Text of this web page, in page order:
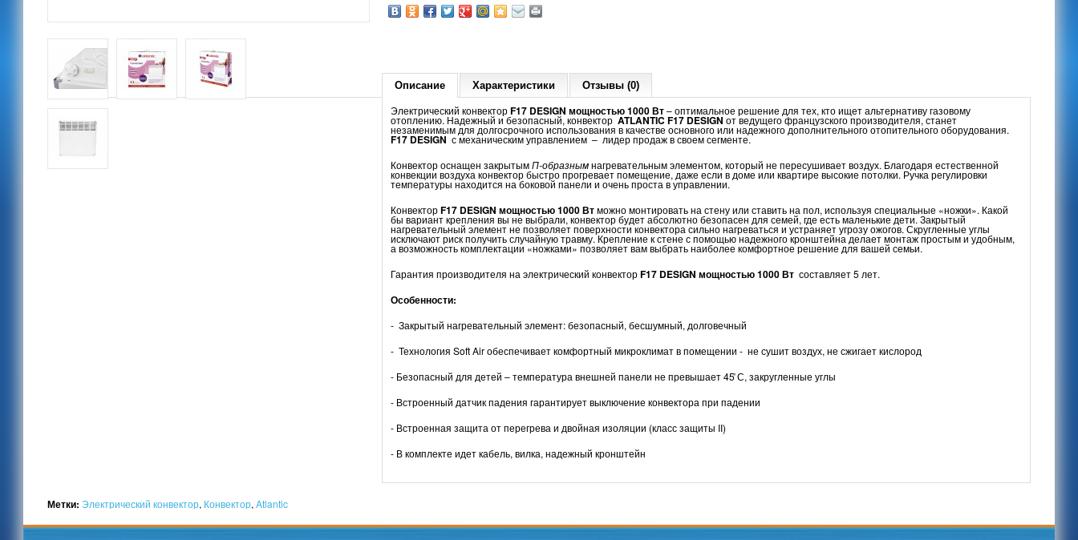
Описание Характеристики Отзывы (0)
Электрический конвекторF17 DESIGN мощностью 1000 Вт– оптимальное решение для тех, кто ищет альтернативу газовому
отоплению. Надежный и безопасный, конвектор ATLANTIC F17 DESIGN от ведущего французского производителя, станет
незаменимым для долгосрочного использования в качестве основного или надежного дополнительного отопительного оборудования.
F17 DESIGN с механическим управлением – лидер продаж в своем сегменте.
Конвектор оснащен закрытымП-образнымнагревательным элементом, который не пересушивает воздух. Благодаря естественной
конвекции воздуха конвектор быстро прогревает помещение, даже если в доме или квартире высокие потолки. Ручка регулировки
температуры находится на боковой панели и очень проста в управлении.
КонвекторF17 DESIGN мощностью 1000 Втможно монтировать на стену или ставить на пол, используя специальные «ножки». Какой
бы вариант крепления вы не выбрали, конвектор будет абсолютно безопасен для семей, где есть маленькие дети. Закрытый
нагревательный элемент не позволяет поверхности конвектора сильно нагреваться и устраняет угрозу ожогов. Скругленные углы
исключают риск получить случайную травму. Крепление к стене с помощью надежного кронштейна делает монтаж простым и удобным,
а возможность комплектации «ножками» позволяет вам выбрать наиболее комфортное решение для вашей семьи.
Гарантия производителя на электрический конвекторF17 DESIGN мощностью 1000 Вт составляет 5 лет.
Особенности:
- Закрытый нагревательный элемент: безопасный, бесшумный, долговечный
- Технология Soft Air обеспечивает комфортный микроклимат в помещении - не сушит воздух, не сжигает кислород
- Безопасный для детей – температура внешней панели не превышает 45 ̊С, закругленные углы
- Встроенный датчик падения гарантирует выключение конвектора при падении
- Встроенная защита от перегрева и двойная изоляции (класс защиты II)
- В комплекте идет кабель, вилка, надежный кронштейн
Метки: Электрический конвектор, Конвектор, Atlantic